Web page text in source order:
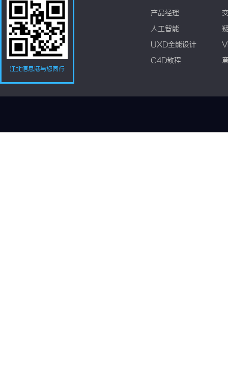
江北信息港与您同行
产品经理
人工智能
UXD全能设计
C4D教程